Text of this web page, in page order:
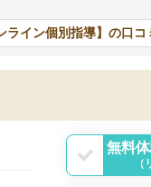
進められる
自学自習で
辞めること
ツーマン指
しいオリジ
と感じまし
ライン個別指導】の口コ
無料